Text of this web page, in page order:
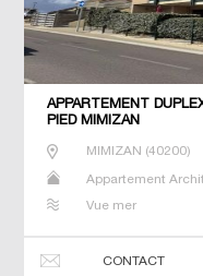
APPARTEMENT
PIED MIMIZAN
MIMIZAN (40200)
Appartement
Propriété T2 T3 Villa
Vue mer
CONTACT